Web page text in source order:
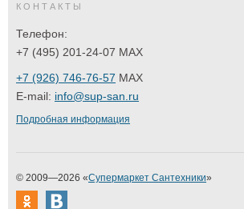
КОНТАКТЫ
Телефон:
+7 (495) 201-24-07 MAX
+7 (926) 746-76-57 MAX
E-mail: info@sup-san.ru
Подробная информация
© 2009—2026 «Супермаркет Сантехники»